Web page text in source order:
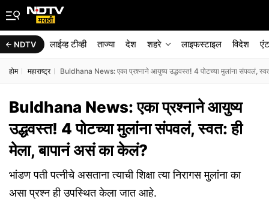
NDTV लाईव्ह टीव्ही ताज्या देश शहरे लाइफस्टाइल विदेश
होम महाराष्ट्र Buldhana News: एका प्रश्नाने आयुष्य उद्धवस्त! 4 पोटच्या मुलांना संपवलं,
Buldhana News: एका प्रश्नाने आयुष्य
उद्धवस्त! 4 पोटच्या मुलांना संपवलं, स्वत: ही
मेला, बापानं असं का केलं?
भांडण पती पत्नीचे असताना त्याची शिक्षा त्या निरागस मुलांना का
असा प्रश्न ही उपस्थित केला जात आहे.